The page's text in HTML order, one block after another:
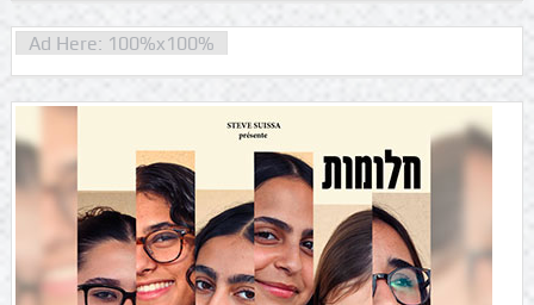
Ad Here: 100%x100%